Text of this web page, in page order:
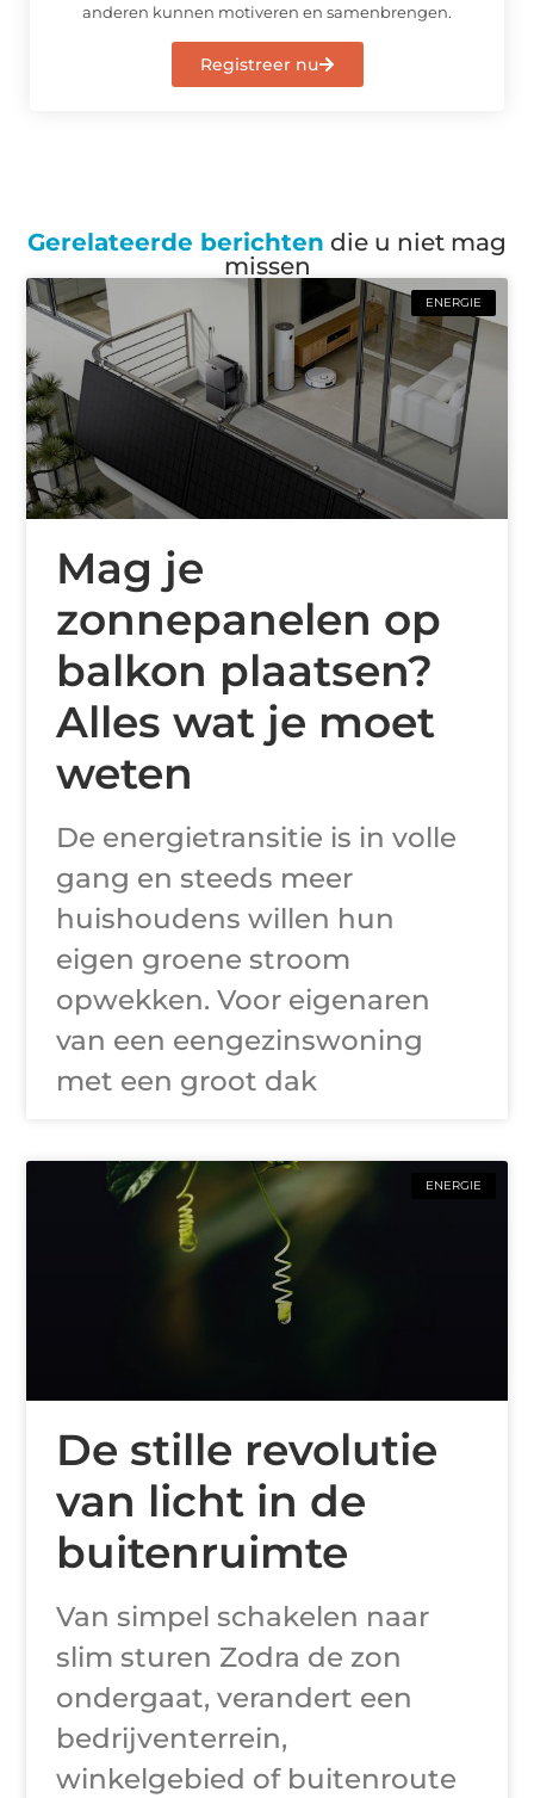
anderen kunnen motiveren en samenbrengen.
Registreer nu
Gerelateerde berichten die u niet mag
missen
ENERGIE
Mag je
zonnepanelen op
balkon plaatsen?
Alles wat je moet
weten
De energietransitie is in volle
gang en steeds meer
huishoudens willen hun
eigen groene stroom
opwekken. Voor eigenaren
van een eengezinswoning
met een groot dak
ENERGIE
De stille revolutie
van licht in de
buitenruimte
Van simpel schakelen naar
slim sturen Zodra de zon
ondergaat, verandert een
bedrijventerrein,
winkelgebied of buitenroute